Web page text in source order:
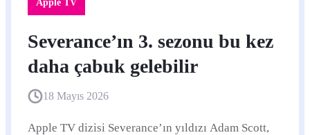
Apple TV
Severance’ın 3. sezonu bu kez
daha çabuk gelebilir
18 Mayıs 2026
Apple TV dizisi Severance’ın yıldızı Adam Scott,